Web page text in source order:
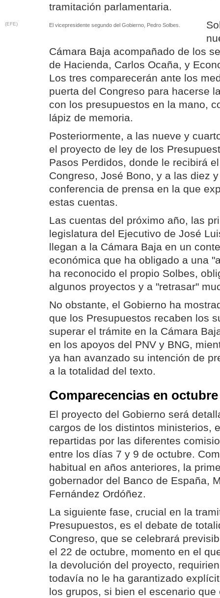
tramitación parlamentaria.
(EFE) El vicepresidente segundo del Gobierno, Pedro Solbes.
Cámara Baja acompañado de los
de Hacienda, Carlos Ocaña, y
Los tres comparecerán ante los
puerta del Congreso para hacerse
con los presupuestos en la mano,
lápiz de memoria.
Posteriormente, a las nueve y
el proyecto de ley de los
Pasos Perdidos, donde le recibirá
Congreso, José Bono, y a las diez
conferencia de prensa en la que
estas cuentas.
Las cuentas del próximo año, las
legislatura del Ejecutivo de José
llegan a la Cámara Baja en un
económica que ha obligado a una
ha reconocido el propio Solbes,
algunos proyectos y a "retrasar"
No obstante, el Gobierno ha
que los Presupuestos recaben los
superar el trámite en la Cámara
en los apoyos del PNV y BNG,
ya han avanzado su intención de
a la totalidad del texto.
Comparecencias en octubre
El proyecto del Gobierno será
cargos de los distintos ministerios,
repartidas por las diferentes
entre los días 7 y 9 de octubre.
habitual en años anteriores, la
gobernador del Banco de España,
Fernández Ordóñez.
La siguiente fase, crucial en la
Presupuestos, es el debate de
Congreso, que se celebrará
el 22 de octubre, momento en el
la devolución del proyecto,
todavía no le ha garantizado
los grupos, si bien el escenario